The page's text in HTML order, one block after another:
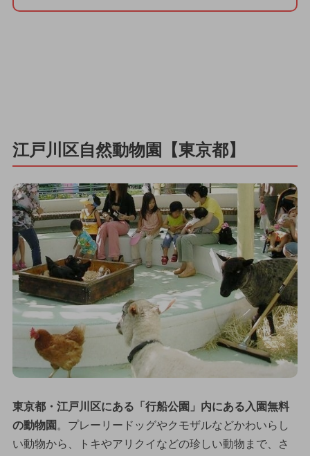
江戸川区自然動物園【東京都】
東京都・江戸川区にある「行船公園」内にある入園無料
の動物園 。プレーリードッグやクモザルなどかわいらし
い動物から、トキやアリクイなどの珍しい動物まで、さ